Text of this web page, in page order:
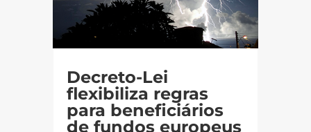
Decreto-Lei
flexibiliza regras
para beneficiários
de fundos europeus